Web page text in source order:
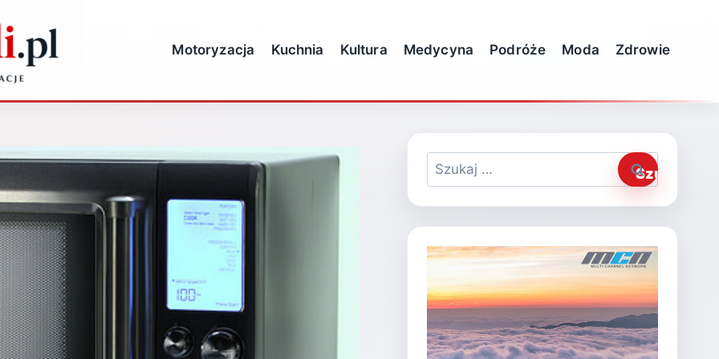
Motoryzacja Kuchnia Kultura Medycyna Podróże Moda Zdrowie
Szukaj: